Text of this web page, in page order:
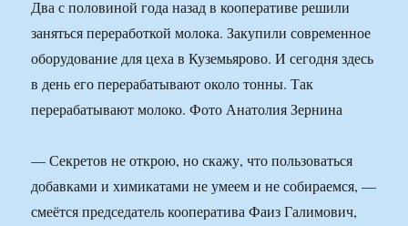
Два с половиной года назад в кооперативе решили
заняться переработкой молока. Закупили современное
оборудование для цеха в Куземьярово. И сегодня здесь
в день его перерабатывают около тонны. Так
перерабатывают молоко. Фото Анатолия Зернина
— Секретов не открою, но скажу, что пользоваться
добавками и химикатами не умеем и не собираемся, —
смеётся председатель кооператива Фаиз Галимович,